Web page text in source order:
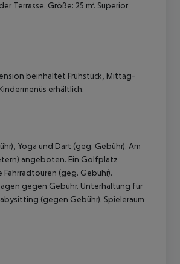
Größe: 25 m². Superior
beinhaltet Frühstück, Mittag-
erhältlich.
Yoga und Dart (geg. Gebühr). Am
angeboten. Ein Golfplatz
(geg. Gebühr).
gegen Gebühr. Unterhaltung für
(gegen Gebühr). Spieleraum